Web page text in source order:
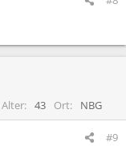
Alter 43 Ort NBG
#9